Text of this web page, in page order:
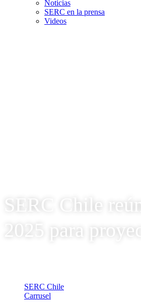
Noticias
SERC en la prensa
Videos
SERC Chile
2025 para
SERC Chile
Carrusel